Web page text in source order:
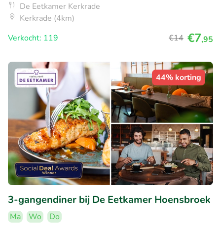
De Eetkamer Kerkrade
Kerkrade (4km)
Verkocht: 119
€14 €7,95
44% korting
3-gangendiner bij De Eetkamer Hoensbroek
Ma Wo
Do